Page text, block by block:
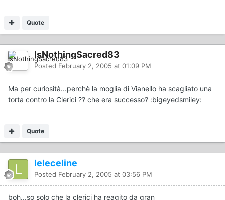
Quote
IsNothingSacred83
Posted February 2, 2005 at 01:09 PM
Ma per curiosità...perchè la moglia di Vianello ha scagliato una
torta contro la Clerici ?? che era successo? :bigeyedsmiley:
Quote
leleceline
Posted February 2, 2005 at 03:56 PM
boh...so solo che la clerici ha reagito da gran